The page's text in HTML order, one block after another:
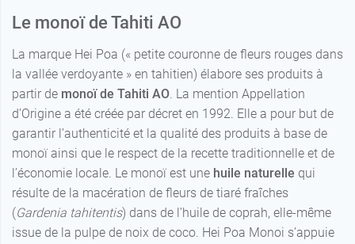
Le monoï de Tahiti AO
La marque Hei Poa (« petite couronne de fleurs rouges dans
la vallée verdoyante » en tahitien) élabore ses produits à
partir de monoï de Tahiti AO. La mention Appellation
d’Origine a été créée par décret en 1992. Elle a pour but de
garantir l’authenticité et la qualité des produits à base de
monoï ainsi que le respect de la recette traditionnelle et de
l’économie locale. Le monoï est une huile naturelle qui
résulte de la macération de fleurs de tiaré fraîches
(Gardenia tahitentis) dans de l’huile de coprah, elle-même
issue de la pulpe de noix de coco. Hei Poa Monoi s’appuie